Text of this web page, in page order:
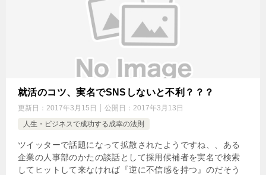
就活のコツ、実名でSNSしないと不利？？？
更新日： 2017年3月15日 公開日： 2017年3月13日
人生・ビジネスで成功する成幸の法則
ツイッターで話題になって拡散されたようですね、、ある
企業の人事部のかたの談話として採用候補者を実名で検索
してヒットして来なければ『逆に不信感を持つ』のだそう